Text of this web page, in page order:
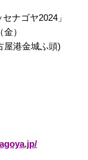
ナゴヤ2024」
）
屋港金城ふ頭)